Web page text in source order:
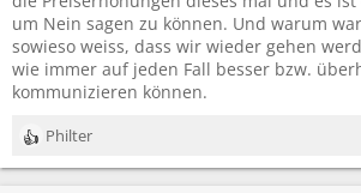
um Nein sagen zu können. Und warum
sowieso weiss, dass wir wieder gehen
wie immer auf jeden Fall besser bzw.
kommunizieren können.
R
e
Philter